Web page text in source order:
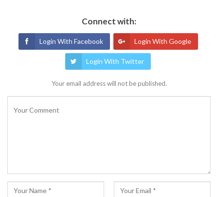
Connect with:
Login With Facebook Login With Google
Login With Twitter
Your email address will not be published.